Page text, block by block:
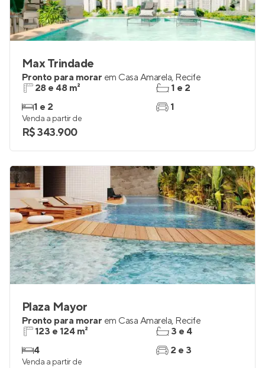
Max Trindade
Pronto para morar em Casa Amarela, Recife
28 e 48 m²
1 e 2
1 e 2
1
Venda a partir de
R$ 343.900
Plaza Mayor
Pronto para morar em Casa Amarela, Recife
123 e 124 m²
4
3 e 4
2 e 3
Venda a partir de